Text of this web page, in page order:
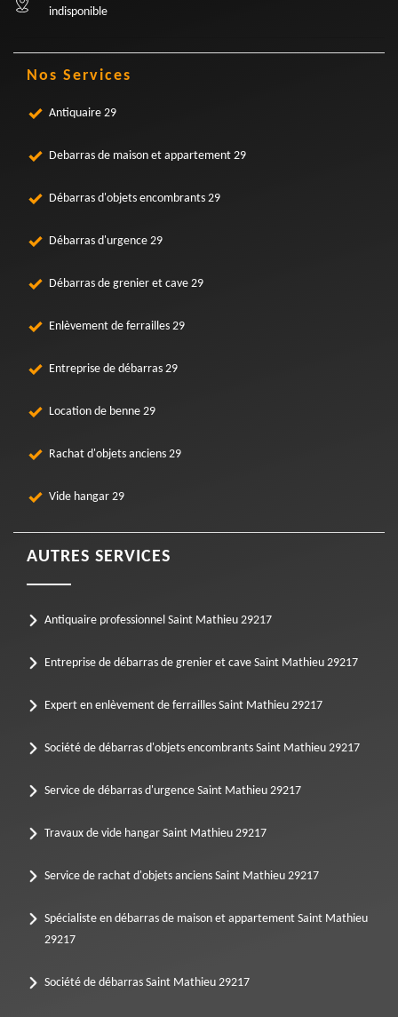
indisponible
Nos Services
Antiquaire 29
Debarras de maison et appartement 29
Débarras d'objets encombrants 29
Débarras d'urgence 29
Débarras de grenier et cave 29
Enlèvement de ferrailles 29
Entreprise de débarras 29
Location de benne 29
Rachat d'objets anciens 29
Vide hangar 29
AUTRES SERVICES
Antiquaire professionnel Saint Mathieu 29217
Entreprise de débarras de grenier et cave Saint Mathieu 29217
Expert en enlèvement de ferrailles Saint Mathieu 29217
Société de débarras d'objets encombrants Saint Mathieu 29217
Service de débarras d'urgence Saint Mathieu 29217
Travaux de vide hangar Saint Mathieu 29217
Service de rachat d'objets anciens Saint Mathieu 29217
Spécialiste en débarras de maison et appartement Saint Mathieu
29217
Société de débarras Saint Mathieu 29217